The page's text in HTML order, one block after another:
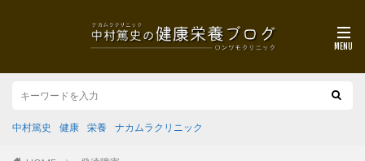
中村篤史 健康 栄養 ナカムラクリニック